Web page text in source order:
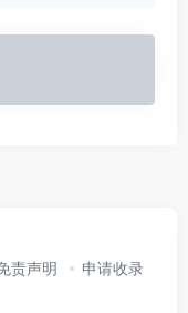
责声明 申请收录